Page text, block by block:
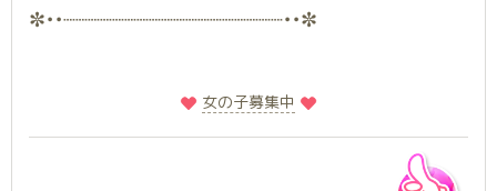
✼••┈┈┈┈┈┈┈┈┈┈┈┈┈┈┈┈┈┈••✼
️女の子募集中